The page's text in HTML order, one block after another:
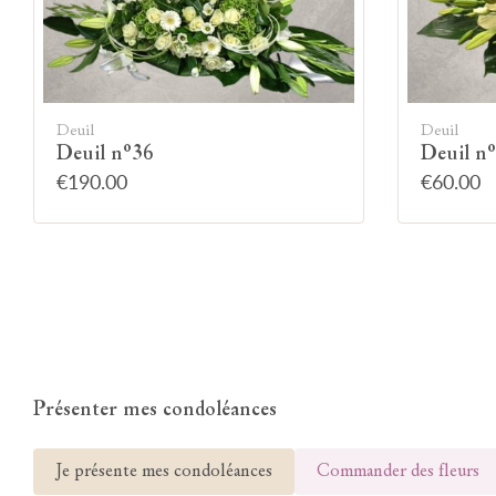
Deuil
Deuil n°36
€190.00
Deuil
Deuil
€60.00
Présenter mes condoléances
Je présente mes condoléances Commander des fleurs